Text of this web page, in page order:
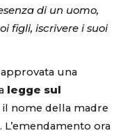
di un uomo,
figli, iscrivere i suoi
una
legge sul
nome della madre
L’emendamento ora